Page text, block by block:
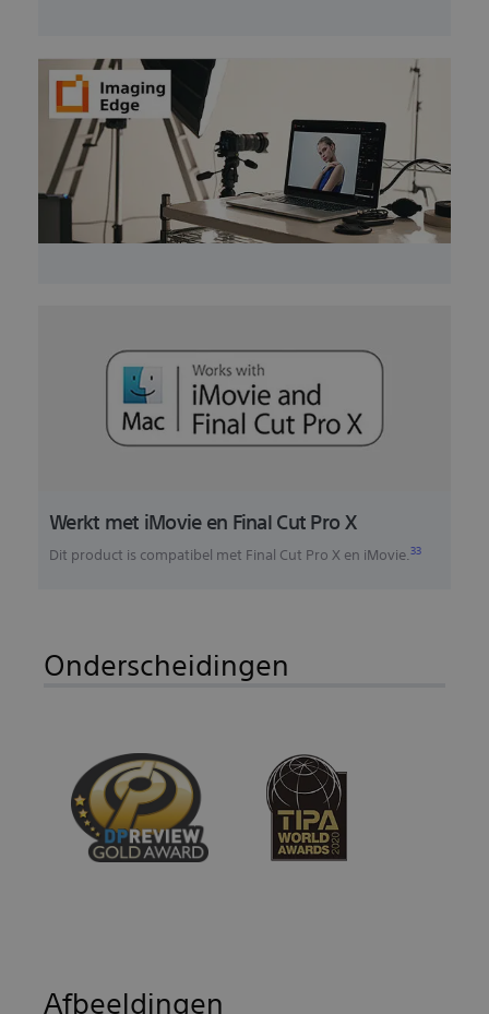
Werkt met iMovie en Final Cut Pro X
Dit product is compatibel met Final Cut Pro X en iMovie.33
Onderscheidingen
Afbeeldingen